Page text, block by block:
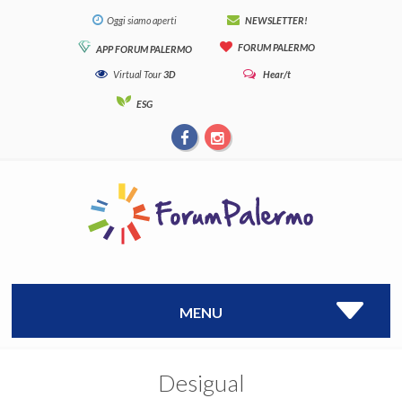
Oggi siamo aperti NEWSLETTER!
APP FORUM PALERMO FORUM PALERMO
Virtual Tour3D Hear/t
ESG
MENU
Desigual